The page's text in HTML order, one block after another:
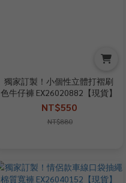
獨家訂製！小個性立體打褶刷
色牛仔褲 EX26020882【現貨】
NT$550
NT$880